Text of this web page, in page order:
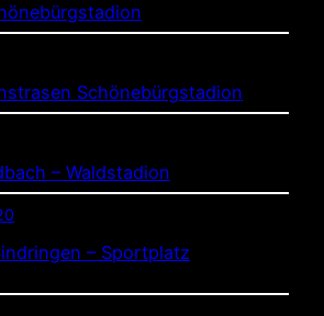
Schönebürgstadion
– Waldstadion
– Sportplatz